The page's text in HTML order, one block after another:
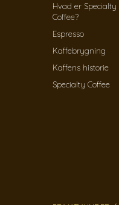
Hvad er Specialty
Coffee?
Espresso
Kaffebrygning
Kaffens historie
Specialty Coffee